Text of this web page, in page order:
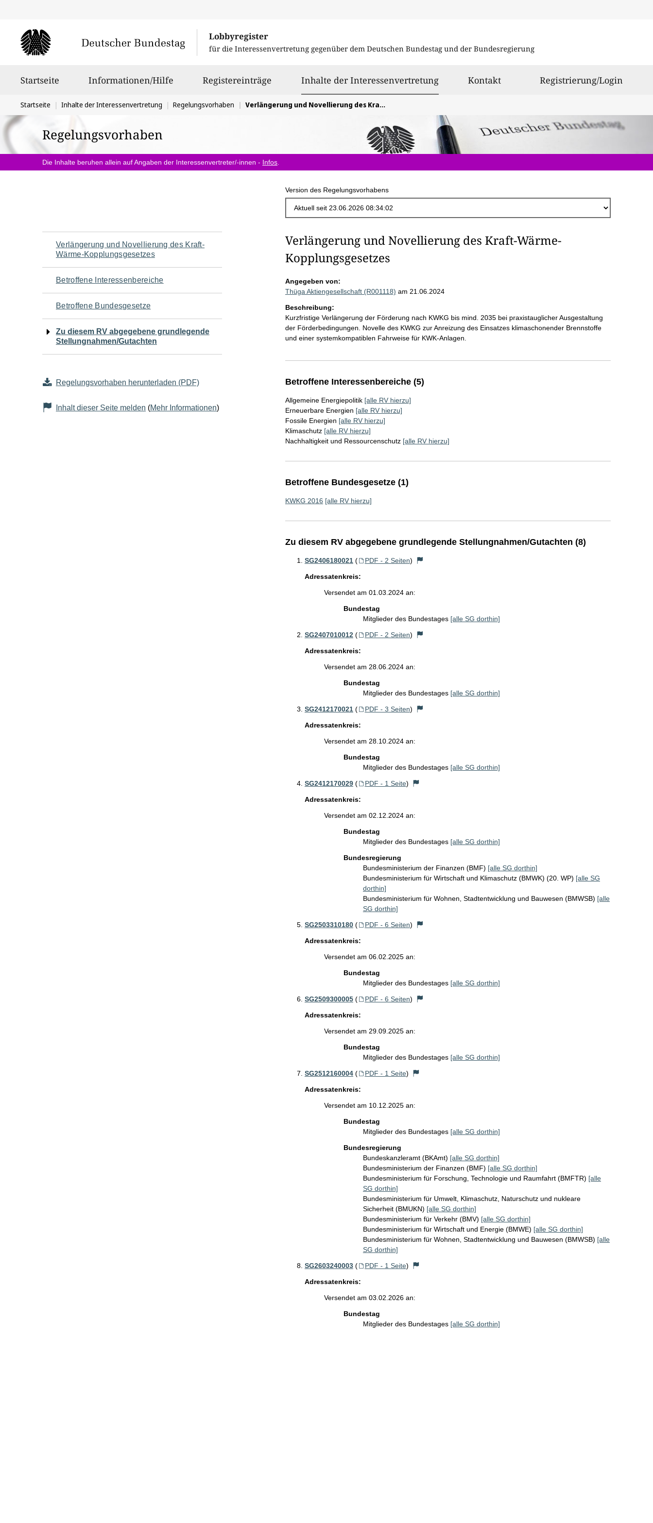
Lobbyregister
für die Interessenvertretung gegenüber dem Deutschen Bundestag und der Bundesregierung
Startseite Informationen/Hilfe Registereinträge Inhalte der Interessenvertretungausgewählt
Kontakt Registrierung/Login
Sie
befinden
sich
hier:
Startseite Inhalte der Interessenvertretung Regelungsvorhaben Verlängerung und Novellierung des Kraft-Wärme-Kopplungsgesetzes
Regelungsvorhaben
Die Inhalte beruhen allein auf Angaben der Interessenvertreter/-innen - Infos
Version des Regelungsvorhabens
Navigation
für
den
Seiteninhalt
Verlängerung und Novellierung des Kraft-
Wärme-Kopplungsgesetzes
Betroffene Interessenbereiche
Betroffene Bundesgesetze
Zu diesem RV abgegebene grundlegende
Stellungnahmen/Gutachten
Regelungsvorhaben herunterladen (PDF)
Inhalt dieser Seite melden (Mehr Informationen)
Verlängerung und Novellierung des Kraft-Wärme-
Kopplungsgesetzes
Angegeben von:
Thüga Aktiengesellschaft (R001118) am 21.06.2024
Beschreibung:
Kurzfristige Verlängerung der Förderung nach KWKG bis mind. 2035 bei praxistauglicher Ausgestaltung
der Förderbedingungen. Novelle des KWKG zur Anreizung des Einsatzes klimaschonender Brennstoffe
und einer systemkompatiblen Fahrweise für KWK-Anlagen.
Betroffene Interessenbereiche (5)
Allgemeine Energiepolitik [alle RV hierzu]
Erneuerbare Energien [alle RV hierzu]
Fossile Energien [alle RV hierzu]
Klimaschutz [alle RV hierzu]
Nachhaltigkeit und Ressourcenschutz [alle RV hierzu]
Betroffene Bundesgesetze (1)
KWKG 2016 [alle RV hierzu]
Zu diesem RV abgegebene grundlegende Stellungnahmen/Gutachten (8)
SG2406180021 ( PDF - 2 Seiten)
Adressatenkreis:
Versendet am 01.03.2024 an:
Bundestag
Mitglieder des Bundestages [alle SG dorthin]
SG2407010012 ( PDF - 2 Seiten)
Adressatenkreis:
Versendet am 28.06.2024 an:
Bundestag
Mitglieder des Bundestages [alle SG dorthin]
SG2412170021 ( PDF - 3 Seiten)
Adressatenkreis:
Versendet am 28.10.2024 an:
Bundestag
Mitglieder des Bundestages [alle SG dorthin]
SG2412170029 ( PDF - 1 Seite)
Adressatenkreis:
Versendet am 02.12.2024 an:
Bundestag
Mitglieder des Bundestages [alle SG dorthin]
Bundesregierung
Bundesministerium der Finanzen (BMF) [alle SG dorthin]
Bundesministerium für Wirtschaft und Klimaschutz (BMWK) (20. WP) [alle SG
dorthin]
Bundesministerium für Wohnen, Stadtentwicklung und Bauwesen (BMWSB) [alle
SG dorthin]
SG2503310180 ( PDF - 6 Seiten)
Adressatenkreis:
Versendet am 06.02.2025 an:
Bundestag
Mitglieder des Bundestages [alle SG dorthin]
SG2509300005 ( PDF - 6 Seiten)
Adressatenkreis:
Versendet am 29.09.2025 an:
Bundestag
Mitglieder des Bundestages [alle SG dorthin]
SG2512160004 ( PDF - 1 Seite)
Adressatenkreis:
Versendet am 10.12.2025 an:
Bundestag
Mitglieder des Bundestages [alle SG dorthin]
Bundesregierung
Bundeskanzleramt (BKAmt) [alle SG dorthin]
Bundesministerium der Finanzen (BMF) [alle SG dorthin]
Bundesministerium für Forschung, Technologie und Raumfahrt (BMFTR) [alle
SG dorthin]
Bundesministerium für Umwelt, Klimaschutz, Naturschutz und nukleare
Sicherheit (BMUKN) [alle SG dorthin]
Bundesministerium für Verkehr (BMV) [alle SG dorthin]
Bundesministerium für Wirtschaft und Energie (BMWE) [alle SG dorthin]
Bundesministerium für Wohnen, Stadtentwicklung und Bauwesen (BMWSB) [alle
SG dorthin]
SG2603240003 ( PDF - 1 Seite)
Adressatenkreis:
Versendet am 03.02.2026 an:
Bundestag
Mitglieder des Bundestages [alle SG dorthin]